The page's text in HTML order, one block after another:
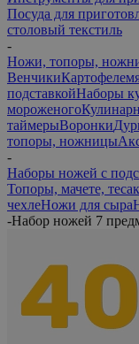
Посуда для
столовый текстиль
-
Ножи, топоры,
Венчики
подставкойНаборы
мороженого
таймерыВоронки
топоры, ножницы
-
Наборы ножей с
Топоры, мачете,
чехлеНожи для сыра
-Набор ножей 7